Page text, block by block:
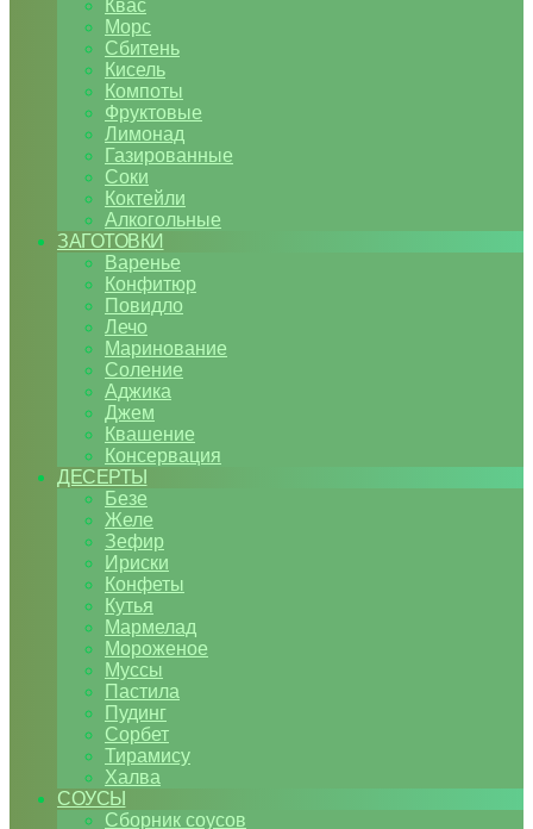
Квас
Морс
Сбитень
Кисель
Компоты
Фруктовые
Лимонад
Газированные
Соки
Коктейли
Алкогольные
ЗАГОТОВКИ
Варенье
Конфитюр
Повидло
Лечо
Маринование
Соление
Аджика
Джем
Квашение
Консервация
ДЕСЕРТЫ
Безе
Желе
Зефир
Ириски
Конфеты
Кутья
Мармелад
Мороженое
Муссы
Пастила
Пудинг
Сорбет
Тирамису
Халва
СОУСЫ
Сборник соусов